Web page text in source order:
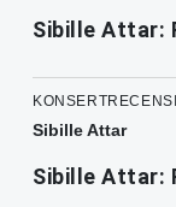
Sibille Attar:
Sibille Attar
Sibille Attar: